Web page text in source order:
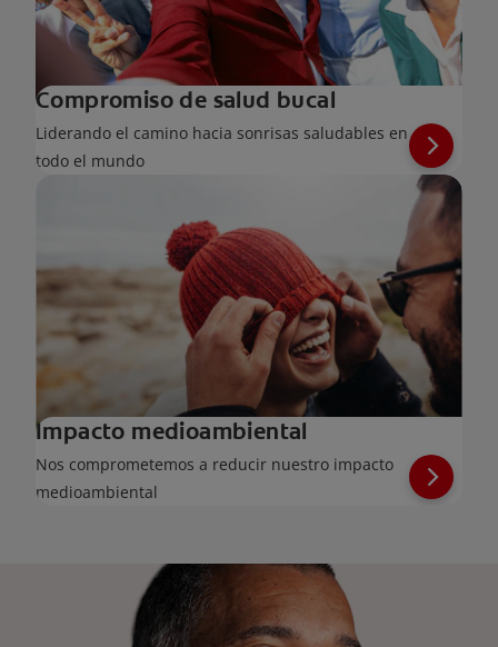
Compromiso de salud bucal
Liderando el camino hacia sonrisas saludables en
todo el mundo
Impacto medioambiental
Nos comprometemos a reducir nuestro impacto
medioambiental